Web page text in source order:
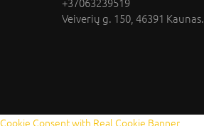
Veiverių g. 150, 46391 Kaunas.
Cookie Consent with Real Cookie Banner